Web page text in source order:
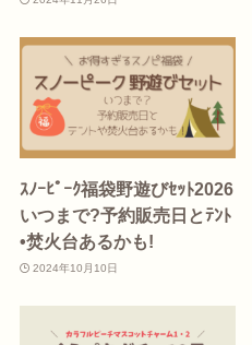
ｽﾉｰﾋﾟｰｸ福袋野遊びｾｯﾄ2026
いつまで?予約販売日とﾃﾝﾄ
•焚火台あるかも!
2024年10月10日